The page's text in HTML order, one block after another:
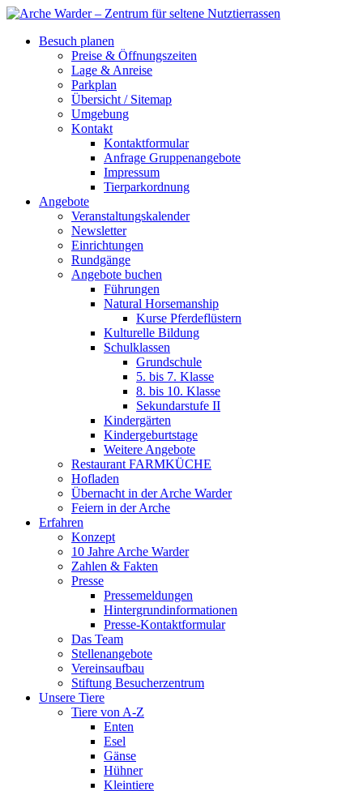
Besuch planen
Preise & Öffnungszeiten
Lage & Anreise
Parkplan
Übersicht / Sitemap
Umgebung
Kontakt
Kontaktformular
Anfrage Gruppenangebote
Impressum
Tierparkordnung
Angebote
Veranstaltungskalender
Newsletter
Einrichtungen
Rundgänge
Angebote buchen
Führungen
Natural Horsemanship
Kurse Pferdeflüstern
Kulturelle Bildung
Schulklassen
Grundschule
5. bis 7. Klasse
8. bis 10. Klasse
Sekundarstufe II
Kindergärten
Kindergeburtstage
Weitere Angebote
Restaurant FARMKÜCHE
Hofladen
Übernacht in der Arche Warder
Feiern in der Arche
Erfahren
Konzept
10 Jahre Arche Warder
Zahlen & Fakten
Presse
Pressemeldungen
Hintergrundinformationen
Presse-Kontaktformular
Das Team
Stellenangebote
Vereinsaufbau
Stiftung Besucherzentrum
Unsere Tiere
Tiere von A-Z
Enten
Esel
Gänse
Hühner
Kleintiere